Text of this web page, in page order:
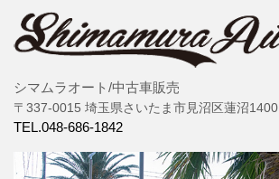
シマムラオート/中古車販売
〒337-0015 埼玉県さいたま市見沼区蓮沼1400
TEL.048-686-1842